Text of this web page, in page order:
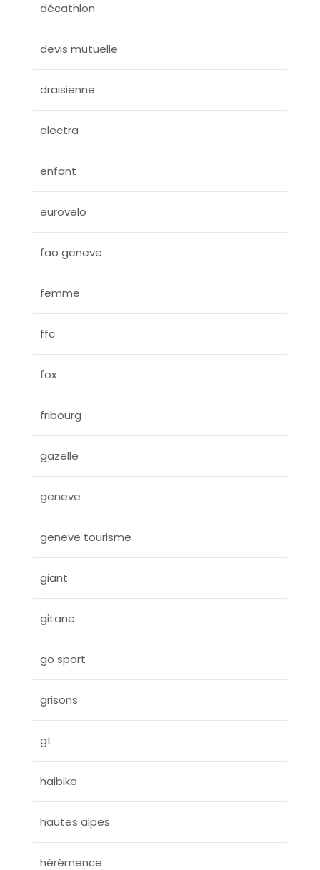
décathlon
devis mutuelle
draisienne
electra
enfant
eurovelo
fao geneve
femme
ffc
fox
fribourg
gazelle
geneve
geneve tourisme
giant
gitane
go sport
grisons
gt
haibike
hautes alpes
hérémence